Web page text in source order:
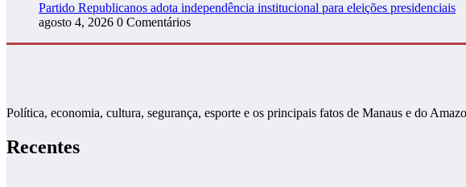
Partido Republicanos adota independência institucional para eleições presidenciais
agosto 4, 2026 0 Comentários
Política, economia, cultura, segurança, esporte e os principais fatos de Manaus e do
Recentes